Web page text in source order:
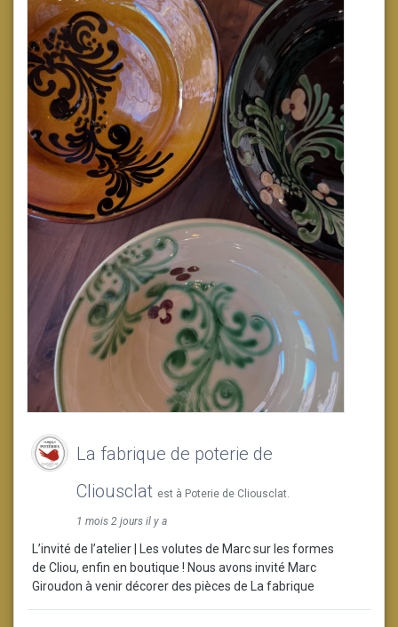
La fabrique de poterie de
Cliousclat est à Poterie de Cliousclat.
1 mois 2 jours il y a
L’invité de l’atelier | Les volutes de Marc sur les formes
de Cliou, enfin en boutique ! Nous avons invité Marc
Giroudon à venir décorer des pièces de La fabrique